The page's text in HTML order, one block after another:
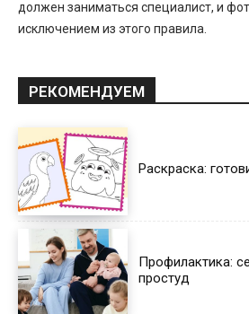
должен заниматься специалист, и
исключением из этого правила.
РЕКОМЕНДУЕМ
Раскраска:
Профилактика:
простуд